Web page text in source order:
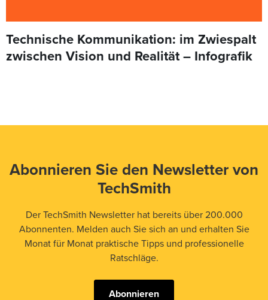
Technische Kommunikation: im Zwiespalt
zwischen Vision und Realität – Infografik
Abonnieren Sie den Newsletter von
TechSmith
Der TechSmith Newsletter hat bereits über 200.000
Abonnenten. Melden auch Sie sich an und erhalten Sie
Monat für Monat praktische Tipps und professionelle
Ratschläge.
Abonnieren